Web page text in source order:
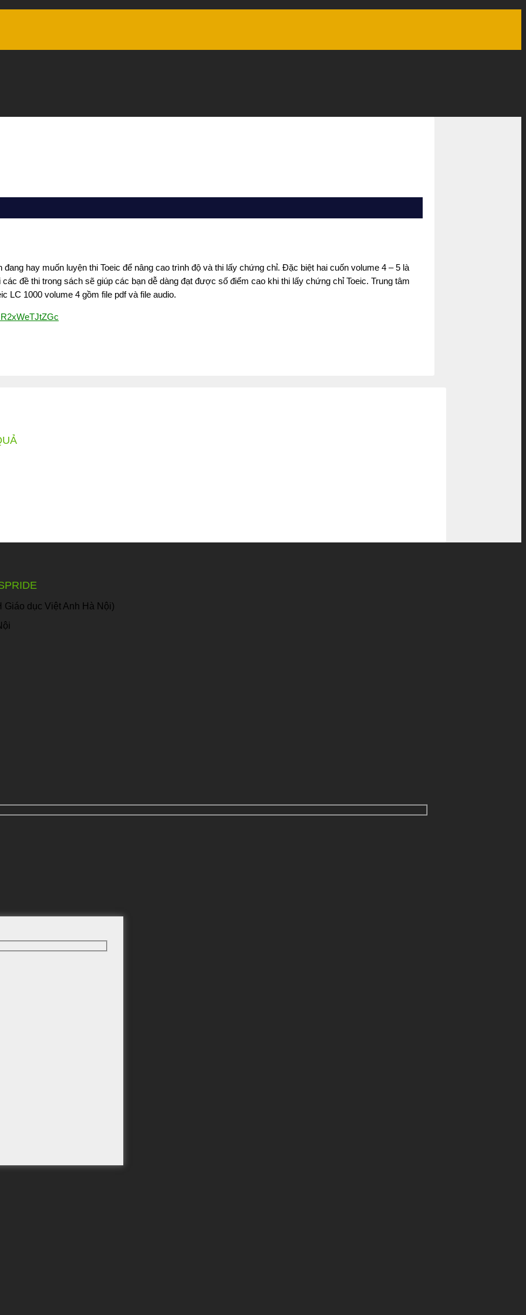
hay muốn luyện thi Toeic để nâng cao trình độ và thi lấy chứng chỉ. Đặc biệt hai cuốn volume 4 – 5 là
đề thi trong sách sẽ giúp các bạn dễ dàng đạt được số điểm cao khi thi lấy chứng chỉ Toeic. Trung tâm
LC 1000 volume 4 gồm file pdf và file audio.
dục Việt Anh Hà Nội)